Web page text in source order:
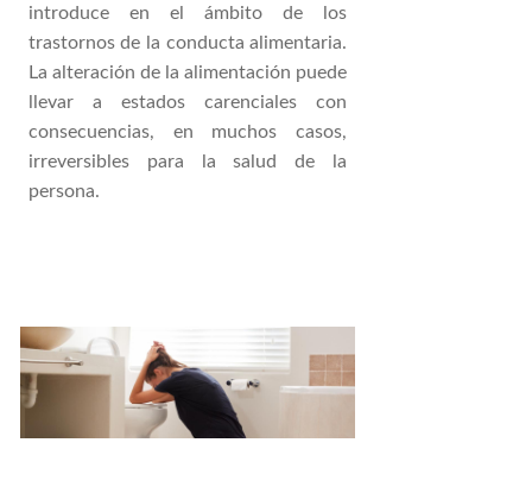
introduce en el ámbito de los
trastornos de la conducta alimentaria.
La alteración de la alimentación puede
llevar a estados carenciales con
consecuencias, en muchos casos,
irreversibles para la salud de la
persona.